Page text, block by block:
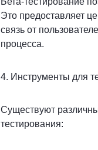
Это предоставляет
связь от
процесса.
4. Инструменты для
Существуют
тестирования: